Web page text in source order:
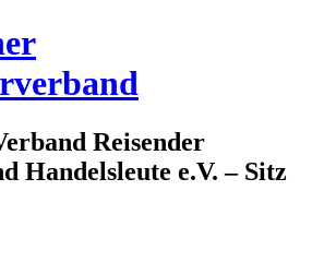
Reisender
Handelsleute e.V. – Sitz